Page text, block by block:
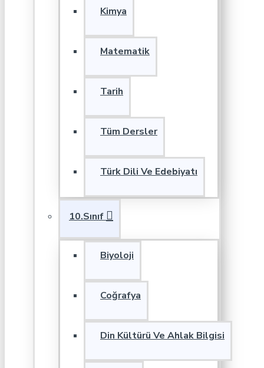
Kimya
Matematik
Tarih
Tüm Dersler
Türk Dili Ve Edebiyatı
10.Sınıf
Biyoloji
Coğrafya
Din Kültürü Ve Ahlak Bilgisi